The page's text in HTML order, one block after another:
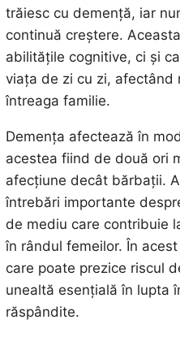
trăiesc cu demență, iar
continuă creștere.
abilitățile cognitive, ci și
viața de zi cu zi, afectând
întreaga familie.
Demența afectează în
acestea fiind de două ori
afecțiune decât bărbații.
întrebări importante
de mediu care contribuie
în rândul femeilor. În
care poate prezice riscul
unealtă esențială în lupta
răspândite.